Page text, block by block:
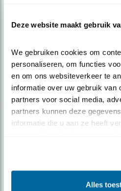
Deze website maakt gebruik
We gebruiken cookies om
personaliseren, om functies
en om ons websiteverkeer te
informatie over uw gebruik van
partners voor social media,
partners kunnen deze
informatie die u aan ze heeft
Alles